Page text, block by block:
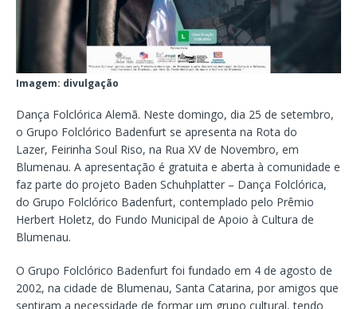
Imagem: divulgação
Dança Folclórica Alemã. Neste domingo, dia 25 de setembro,
o Grupo Folclórico Badenfurt se apresenta na Rota do
Lazer, Feirinha Soul Riso, na Rua XV de Novembro, em
Blumenau. A apresentação é gratuita e aberta à comunidade e
faz parte do projeto Baden Schuhplatter – Dança Folclórica,
do Grupo Folclórico Badenfurt, contemplado pelo Prêmio
Herbert Holetz, do Fundo Municipal de Apoio à Cultura de
Blumenau.
O Grupo Folclórico Badenfurt foi fundado em 4 de agosto de
2002, na cidade de Blumenau, Santa Catarina, por amigos que
sentiram a necessidade de formar um grupo cultural, tendo